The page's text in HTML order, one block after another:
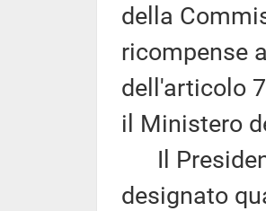
della
ricompense
dell'articolo
il Ministero
Il
designato